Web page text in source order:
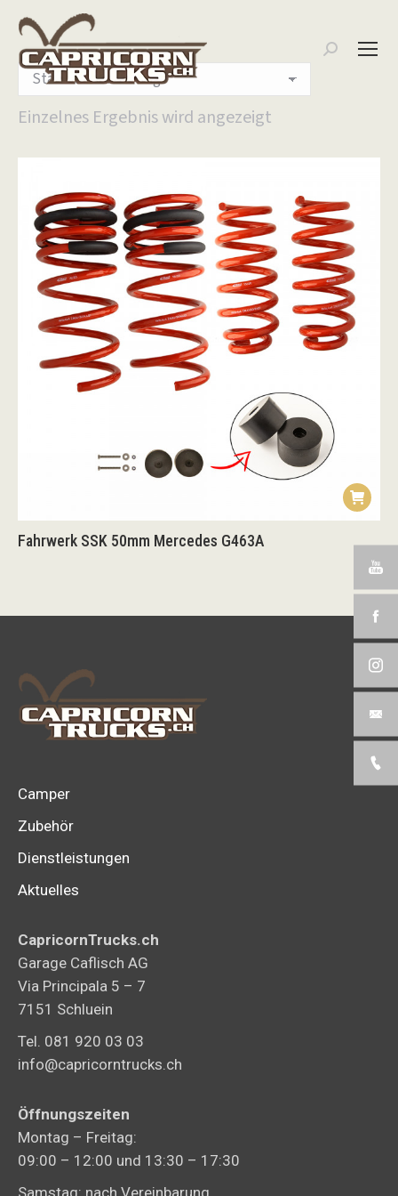
Search:
Einzelnes Ergebnis wird angezeigt
Fahrwerk SSK 50mm Mercedes G463A
Camper
Zubehör
Dienstleistungen
Aktuelles
CapricornTrucks.ch
Garage Caflisch AG
Via Principala 5 – 7
7151 Schluein
Tel. 081 920 03 03
info@capricorntrucks.ch
Öffnungszeiten
Montag – Freitag:
09:00 – 12:00 und 13:30 – 17:30
Samstag: nach Vereinbarung